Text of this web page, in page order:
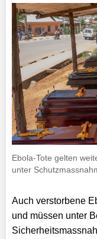
Ebola-Tote gelten
unter
Auch verstorbene
und müssen unter